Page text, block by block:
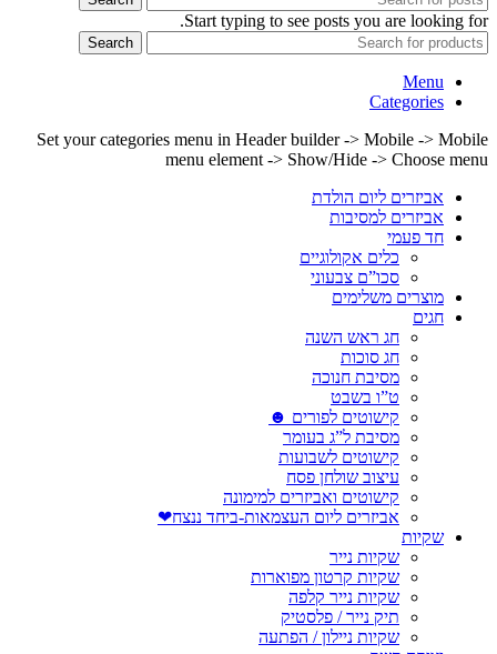
Start typing to see posts you are looking for.
Search
Menu
Categories
Set your categories menu in Header builder -> Mobile -> Mobile
menu element -> Show/Hide -> Choose menu
אביזרים ליום הולדת
אביזרים למסיבות
חד פעמי
כלים אקולוגיים
סכו”ם צבעוני
מוצרים משלימים
חגים
חג ראש השנה
חג סוכות
מסיבת חנוכה
ט”ו בשבט
קישוטים לפורים ☻
מסיבת ל”ג בעומר
קישוטים לשבועות
עיצוב שולחן פסח
קישוטים ואביזרים למימונה
אביזרים ליום העצמאות-ביחד ננצח❤
שקיות
שקיות נייר
שקיות קרטון מפוארות
שקיות נייר קלפה
תיק נייר / פלסטיק
שקיות ניילון / הפתעה